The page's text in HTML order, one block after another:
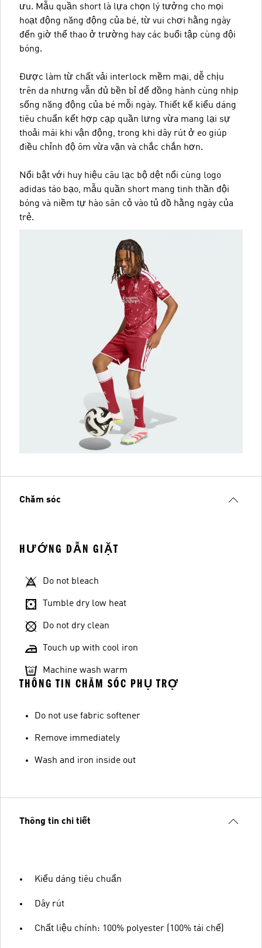
ưu. Mẫu quần short là lựa chọn lý tưởng cho mọi
hoạt động năng động của bé, từ vui chơi hằng ngày
đến giờ thể thao ở trường hay các buổi tập cùng đội
bóng.
Được làm từ chất vải interlock mềm mại, dễ chịu
trên da nhưng vẫn đủ bền bỉ để đồng hành cùng nhịp
sống năng động của bé mỗi ngày. Thiết kế kiểu dáng
tiêu chuẩn kết hợp cạp quần lưng vừa mang lại sự
thoải mái khi vận động, trong khi dây rút ở eo giúp
điều chỉnh độ ôm vừa vặn và chắc chắn hơn.
Nổi bật với huy hiệu câu lạc bộ dệt nổi cùng logo
adidas táo bạo, mẫu quần short mang tinh thần đội
bóng và niềm tự hào sân cỏ vào tủ đồ hằng ngày của
trẻ.
Chăm sóc
HƯỚNG DẪN GIẶT
Do not bleach
Tumble dry low heat
Do not dry clean
Touch up with cool iron
Machine wash warm
THÔNG TIN CHĂM SÓC PHỤ TRỢ
Do not use fabric softener
Remove immediately
Wash and iron inside out
Thông tin chi tiết
Kiểu dáng tiêu chuẩn
Dây rút
Chất liệu chính: 100% polyester (100% tái chế)